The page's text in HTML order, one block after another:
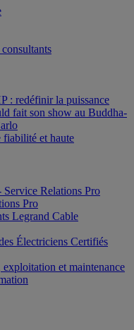
: redéfinir la puissance
fait son show au Buddha-
fiabilité et haute
Relations Pro
Pro
Legrand Cable
Électriciens Certifiés
exploitation et maintenance